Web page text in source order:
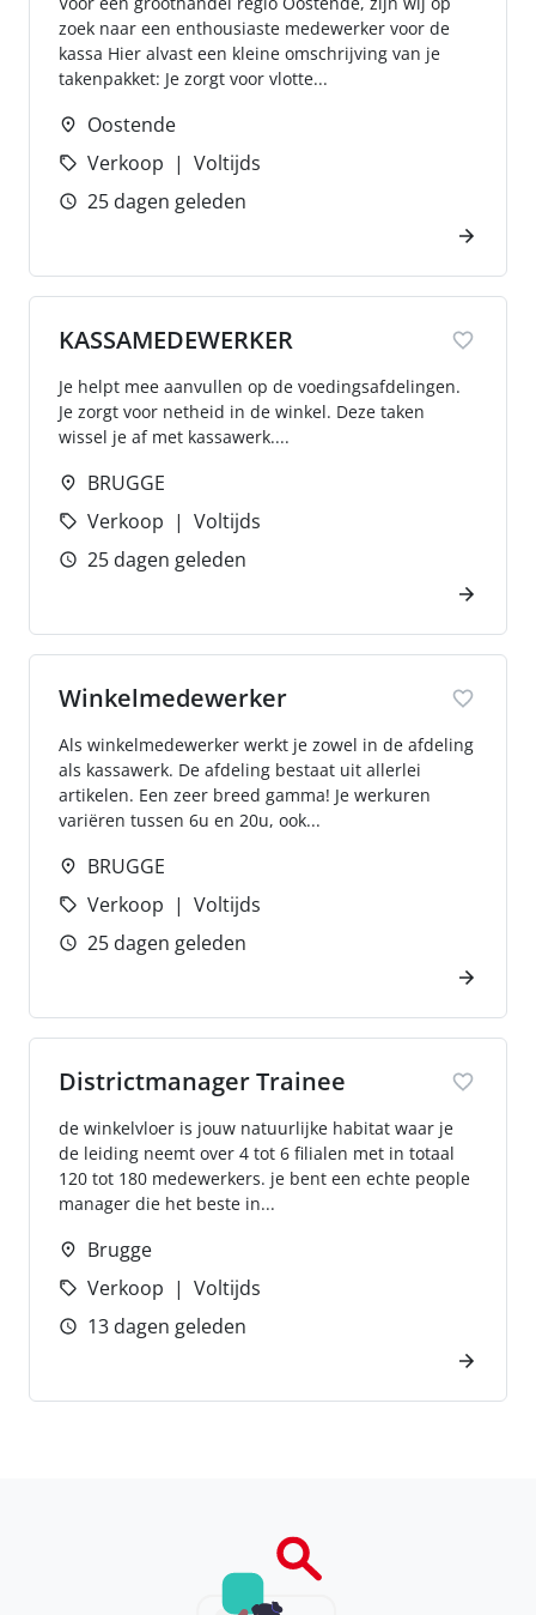
zoek naar een enthousiaste medewerker voor de
kassa Hier alvast een kleine omschrijving van je
takenpakket: Je zorgt voor vlotte...
Oostende
Verkoop
Voltijds
25 dagen geleden
KASSAMEDEWERKER
Je helpt mee aanvullen op de voedingsafdelingen.
Je zorgt voor netheid in de winkel. Deze taken
wissel je af met kassawerk....
BRUGGE
Verkoop
Voltijds
25 dagen geleden
Winkelmedewerker
Als winkelmedewerker werkt je zowel in de afdeling
als kassawerk. De afdeling bestaat uit allerlei
artikelen. Een zeer breed gamma! Je werkuren
variëren tussen 6u en 20u, ook...
BRUGGE
Verkoop
Voltijds
25 dagen geleden
Districtmanager Trainee
de winkelvloer is jouw natuurlijke habitat waar je
de leiding neemt over 4 tot 6 filialen met in totaal
120 tot 180 medewerkers. je bent een echte people
manager die het beste in...
Brugge
Verkoop
Voltijds
13 dagen geleden